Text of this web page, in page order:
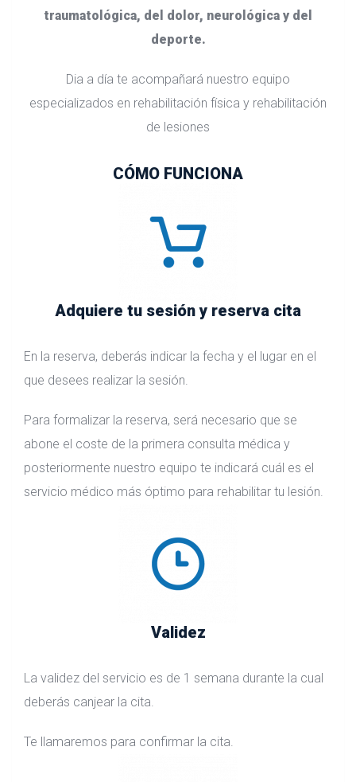
traumatológica, del dolor, neurológica y del
deporte.
Dia a día te acompañará nuestro equipo
especializados en rehabilitación física y rehabilitación
de lesiones
CÓMO FUNCIONA
Adquiere tu sesión y reserva cita
En la reserva, deberás indicar la fecha y el lugar en el
que desees realizar la sesión.
Para formalizar la reserva, será necesario que se
abone el coste de la primera consulta médica y
posteriormente nuestro equipo te indicará cuál es el
servicio médico más óptimo para rehabilitar tu lesión.
Validez
La validez del servicio es de 1 semana durante la cual
deberás canjear la cita.
Te llamaremos para confirmar la cita.